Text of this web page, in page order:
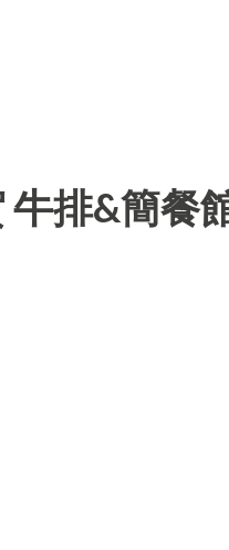
牛排&簡餐